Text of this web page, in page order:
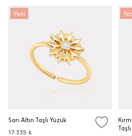
Yeni
Sarı Altın Taşlı Yüzük
17.335 ₺